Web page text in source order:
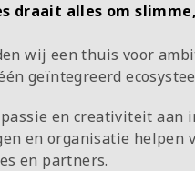
draait alles om
wij een thuis voor
geïntegreerd
en creativiteit aan
en organisatie helpen
en partners.